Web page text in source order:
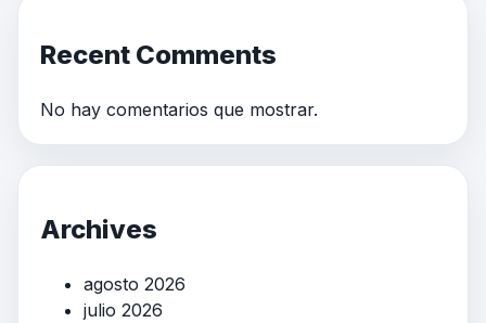
Recent Comments
No hay comentarios que mostrar.
Archives
agosto 2026
julio 2026